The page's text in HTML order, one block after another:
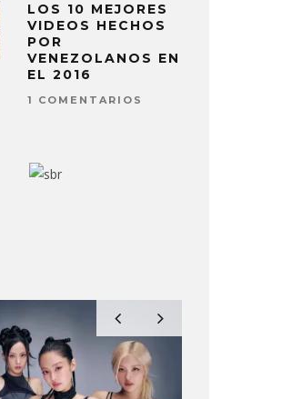
LOS 10 MEJORES
VIDEOS HECHOS
POR
VENEZOLANOS EN
EL 2016
1 COMENTARIOS